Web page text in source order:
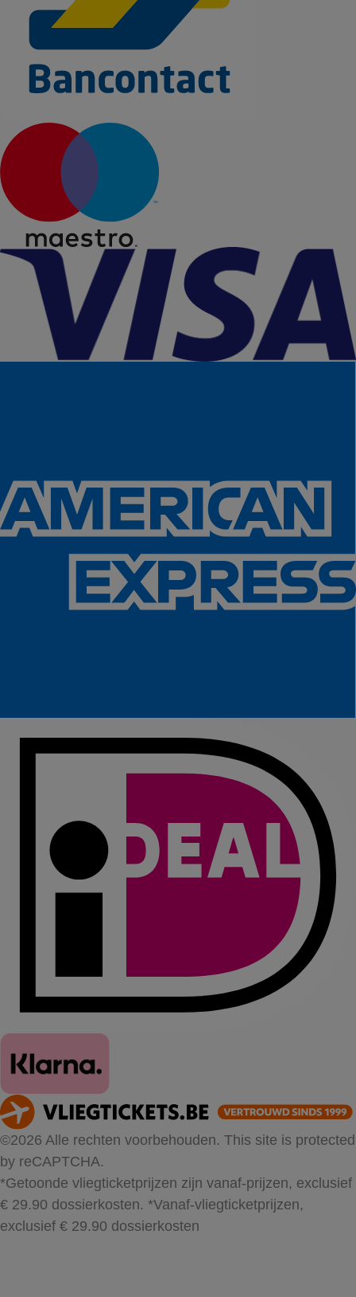
©2026 Alle rechten voorbehouden. This site is protected
by reCAPTCHA.
*Getoonde vliegticketprijzen zijn vanaf-prijzen, exclusief
€ 29.90 dossierkosten. *Vanaf-vliegticketprijzen,
exclusief € 29.90 dossierkosten